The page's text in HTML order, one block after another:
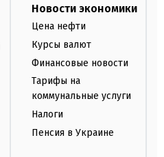
Новости экономики
Цена нефти
Курсы валют
Финансовые новости
Тарифы на
коммунальные услуги
Налоги
Пенсия в Украине